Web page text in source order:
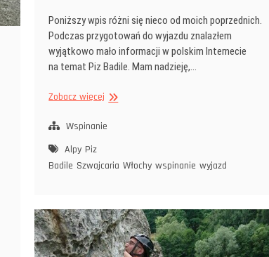
Poniższy wpis różni się nieco od moich poprzednich.
Podczas przygotowań do wyjazdu znalazłem
wyjątkowo mało informacji w polskim Internecie
na temat Piz Badile. Mam nadzieję,…
Zobacz więcej Wyjazd
Badile
Wspinanie
Alpy Piz
Badile Szwajcaria Włochy wspinanie wyjazd